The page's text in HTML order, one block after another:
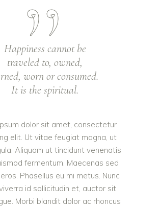
Happiness cannot be
traveled to, owned,
worn or consumed.
It is the spiritual.
dolor sit amet, consectetur
elit. Ut vitae feugiat magna, ut
Aliquam ut tincidunt venenatis
fermentum. Maecenas sed
Phasellus eu mi metus. Nunc
id sollicitudin et, auctor sit
Morbi blandit dolor ac rhoncus